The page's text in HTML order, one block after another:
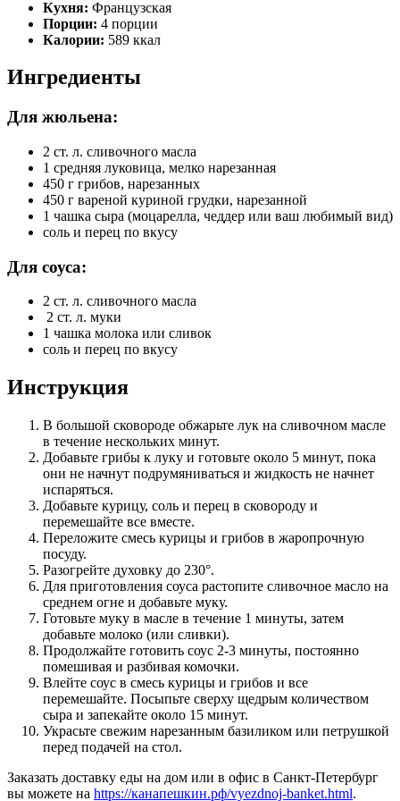
Кухня: Французская
Порции: 4 порции
Калории: 589 ккал
Ингредиенты
Для жюльена:
2 ст. л. сливочного масла
1 средняя луковица, мелко нарезанная
450 г грибов, нарезанных
450 г вареной куриной грудки, нарезанной
1 чашка сыра (моцарелла, чеддер или ваш любимый вид)
соль и перец по вкусу
Для соуса:
2 ст. л. сливочного масла
2 ст. л. муки
1 чашка молока или сливок
соль и перец по вкусу
Инструкция
В большой сковороде обжарьте лук на сливочном масле
в течение нескольких минут.
Добавьте грибы к луку и готовьте около 5 минут, пока
они не начнут подрумяниваться и жидкость не начнет
испаряться.
Добавьте курицу, соль и перец в сковороду и
перемешайте все вместе.
Переложите смесь курицы и грибов в жаропрочную
посуду.
Разогрейте духовку до 230°.
Для приготовления соуса растопите сливочное масло на
среднем огне и добавьте муку.
Готовьте муку в масле в течение 1 минуты, затем
добавьте молоко (или сливки).
Продолжайте готовить соус 2-3 минуты, постоянно
помешивая и разбивая комочки.
Влейте соус в смесь курицы и грибов и все
перемешайте. Посыпьте сверху щедрым количеством
сыра и запекайте около 15 минут.
Украсьте свежим нарезанным базиликом или петрушкой
перед подачей на стол.
Заказать доставку еды на дом или в офис в Санкт-Петербург
вы можете на https://канапешкин.рф/vyezdnoj-banket.html.